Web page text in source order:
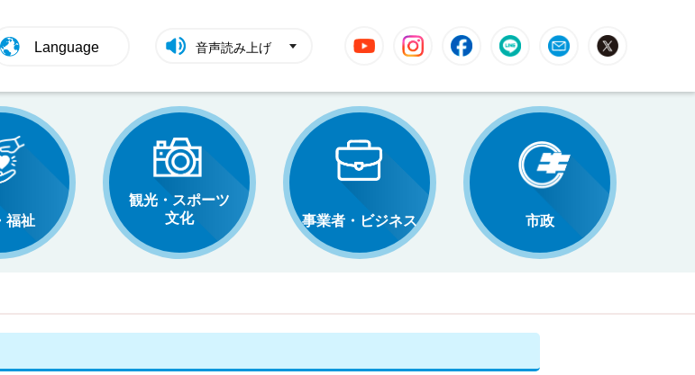
Language 音声読み上げ
YouTube InstagramFacebookLINE Mail
福祉
観光・スポーツ
文化
事業者・ビジネス 市政